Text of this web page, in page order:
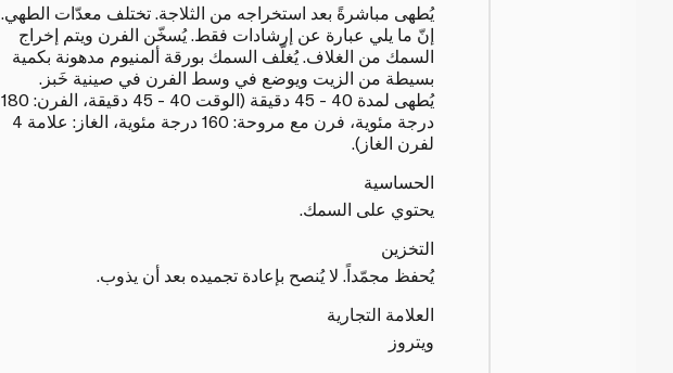
يُطهى مباشرةً بعد استخراجه من الثلاجة. تختلف معدّات الطهي.
إنّ ما يلي عبارة عن إرشادات فقط. يُسخّن الفرن ويتم إخراج
السمك من الغلاف. يُغلّف السمك بورقة ألمنيوم مدهونة بكمية
بسيطة من الزيت ويوضع في وسط الفرن في صينية خَبز.
يُطهى لمدة 40 - 45 دقيقة (الوقت 40 - 45 دقيقة، الفرن: 180
درجة مئوية، فرن مع مروحة: 160 درجة مئوية، الغاز: علامة 4
لفرن الغاز).
الحساسية
يحتوي على السمك.
التخزين
يُحفظ مجمّداً. لا يُنصح بإعادة تجميده بعد أن يذوب.
العلامة التجارية
ويتروز